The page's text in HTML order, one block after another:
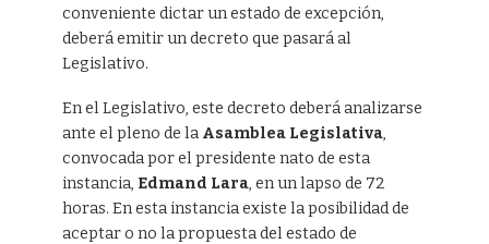
conveniente dictar un estado de excepción,
deberá emitir un decreto que pasará al
Legislativo.
En el Legislativo, este decreto deberá analizarse
ante el pleno de la Asamblea Legislativa,
convocada por el presidente nato de esta
instancia, Edmand Lara, en un lapso de 72
horas. En esta instancia existe la posibilidad de
aceptar o no la propuesta del estado de